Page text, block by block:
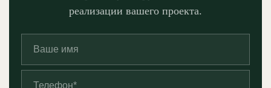
реализации вашего проекта.